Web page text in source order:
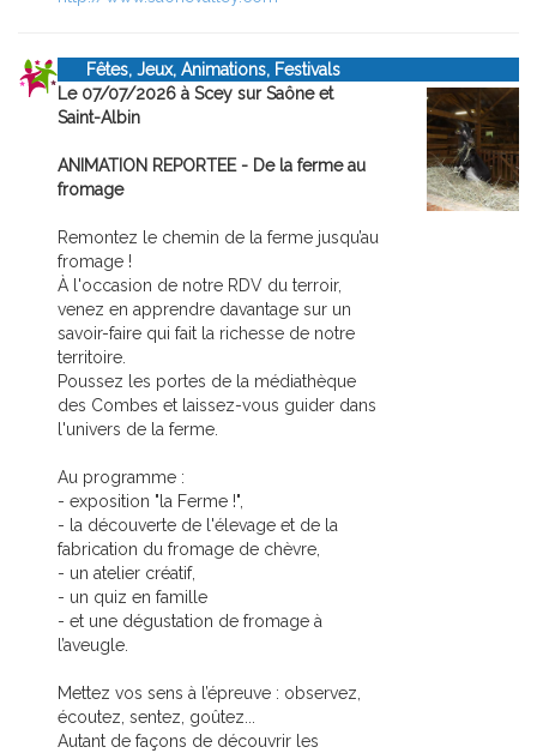
Fêtes, Jeux, Animations, Festivals
Le 07/07/2026 à Scey sur Saône et
Saint-Albin
ANIMATION REPORTEE - De la ferme au
fromage
Remontez le chemin de la ferme jusqu’au
fromage !
À l'occasion de notre RDV du terroir,
venez en apprendre davantage sur un
savoir-faire qui fait la richesse de notre
territoire.
Poussez les portes de la médiathèque
des Combes et laissez-vous guider dans
l'univers de la ferme.
Au programme :
- exposition "la Ferme !",
- la découverte de l'élevage et de la
fabrication du fromage de chèvre,
- un atelier créatif,
- un quiz en famille
- et une dégustation de fromage à
l’aveugle.
Mettez vos sens à l’épreuve : observez,
écoutez, sentez, goûtez...
Autant de façons de découvrir les